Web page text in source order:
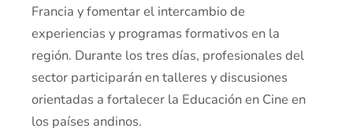
Francia y fomentar el intercambio de
experiencias y programas formativos en la
región. Durante los tres días, profesionales del
sector participarán en talleres y discusiones
orientadas a fortalecer la Educación en Cine en
los países andinos.